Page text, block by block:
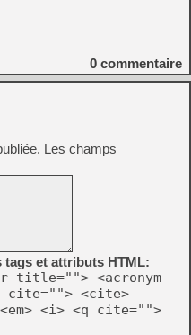
0 commentaire
Les champs
tags et attributs HTML:
title=""> <acronym
cite=""> <cite>
<i> <q cite="">